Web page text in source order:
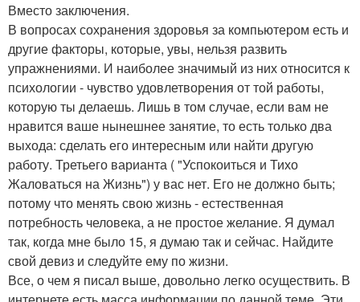
Вместо заключения.
В вопросах сохранения здоровья за компьютером есть и
другие факторы, которые, увы, нельзя развить
упражнениями. И наиболее значимый из них относится к
психологии - чувство удовлетворения от той работы,
которую ты делаешь. Лишь в том случае, если вам не
нравится ваше нынешнее занятие, то есть только два
выхода: сделать его интересным или найти другую
работу. Третьего варианта ( "Успокоиться и Тихо
Жаловаться на Жизнь") у вас нет. Его не должно быть;
потому что менять свою жизнь - естественная
потребность человека, а не простое желание. Я думал
так, когда мне было 15, я думаю так и сейчас. Найдите
свой девиз и следуйте ему по жизни.
Все, о чем я писал выше, довольно легко осуществить. В